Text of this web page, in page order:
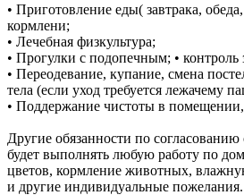
• Приготовление еды( завтрака,
кормлени;
• Лечебная физкультура;
• Прогулки с подопечным; • контроль
• Переодевание, купание, смена
тела (если уход требуется лежачему
• Поддержание чистоты в
Другие обязанности по
будет выполнять любую работу по
цветов, кормление животных,
и другие индивидуальные пожелания.